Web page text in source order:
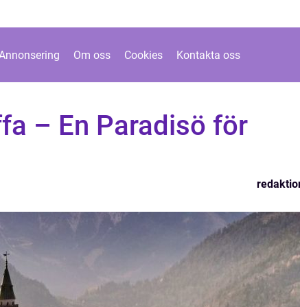
Om oss Cookies Kontakta oss
– En Paradisö för